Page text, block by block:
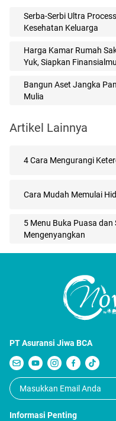
Serba-Serbi Ultra
Kesehatan Keluarga
Harga Kamar Rumah
Yuk, Siapkan
Bangun Aset Jangka
Mulia
Artikel Lainnya
4 Cara Mengurangi
Cara Mudah Memulai
5 Menu Buka Puasa
Mengenyangkan
PT Asuransi Jiwa BCA
Informasi Penting